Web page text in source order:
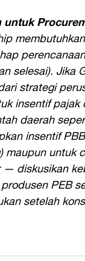
untuk
selesai). Jika
strategi
insentif
daerah
insentif
maupun untuk
diskusikan
PEB
setelah